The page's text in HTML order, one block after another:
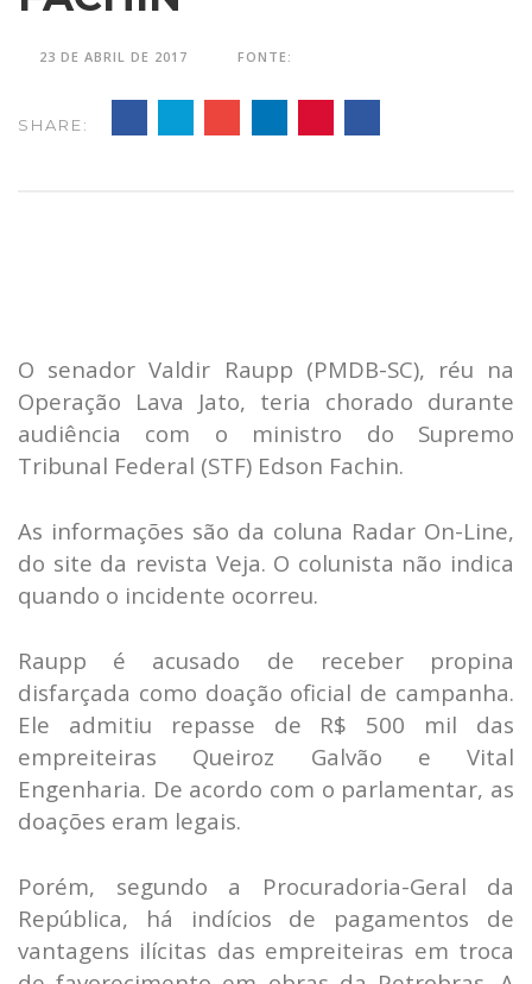
23 DE ABRIL DE 2017 FONTE:
SHARE:
O senador Valdir Raupp (PMDB-SC), réu na
Operação Lava Jato, teria chorado durante
audiência com o ministro do Supremo
Tribunal Federal (STF) Edson Fachin.
As informações são da coluna Radar On-Line,
do site da revista Veja. O colunista não indica
quando o incidente ocorreu.
Raupp é acusado de receber propina
disfarçada como doação oficial de campanha.
Ele admitiu repasse de R$ 500 mil das
empreiteiras Queiroz Galvão e Vital
Engenharia. De acordo com o parlamentar, as
doações eram legais.
Porém, segundo a Procuradoria-Geral da
República, há indícios de pagamentos de
vantagens ilícitas das empreiteiras em troca